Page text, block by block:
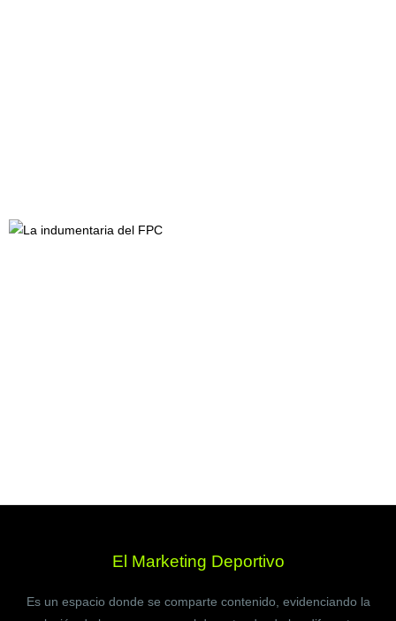
El Marketing Deportivo
Es un espacio donde se comparte contenido, evidenciando la